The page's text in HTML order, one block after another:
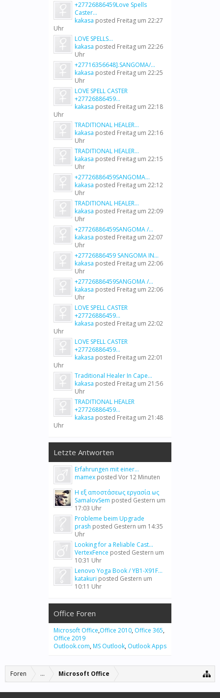
+27726886459Love Spells
Caster...
kakasa posted Freitag um 22:27
Uhr
LOVE SPELLS...
kakasa posted Freitag um 22:26
Uhr
+27716356648].SANGOMA/...
kakasa posted Freitag um 22:25
Uhr
LOVE SPELL CASTER
+27726886459...
kakasa posted Freitag um 22:18
Uhr
TRADITIONAL HEALER...
kakasa posted Freitag um 22:16
Uhr
TRADITIONAL HEALER...
kakasa posted Freitag um 22:15
Uhr
+27726886459SANGOMA...
kakasa posted Freitag um 22:12
Uhr
TRADITIONAL HEALER...
kakasa posted Freitag um 22:09
Uhr
+27726886459SANGOMA /...
kakasa posted Freitag um 22:07
Uhr
+27726886459 SANGOMA IN...
kakasa posted Freitag um 22:06
Uhr
+27726886459SANGOMA /...
kakasa posted Freitag um 22:06
Uhr
LOVE SPELL CASTER
+27726886459...
kakasa posted Freitag um 22:02
Uhr
LOVE SPELL CASTER
+27726886459...
kakasa posted Freitag um 22:01
Uhr
Traditional Healer In Cape...
kakasa posted Freitag um 21:56
Uhr
TRADITIONAL HEALER
+27726886459...
kakasa posted Freitag um 21:48
Uhr
Letzte Antworten
Erfahrungen mit einer...
mamex posted Vor 12 Minuten
Η εξ αποστάσεως εργασία ως
SamalovSem posted Gestern um
17:03 Uhr
Probleme beim Upgrade
prash posted Gestern um 14:35
Uhr
Looking for a Reliable Cast...
VertexFence posted Gestern um
10:31 Uhr
Lenovo Yoga Book / YB1-X91F...
katakuri posted Gestern um
10:11 Uhr
Office Foren
Microsoft Office,Office 2010, Office 365,
Office 2019
Outlook.com, MS Outlook, Outlook Apps
Foren ... Microsoft Office